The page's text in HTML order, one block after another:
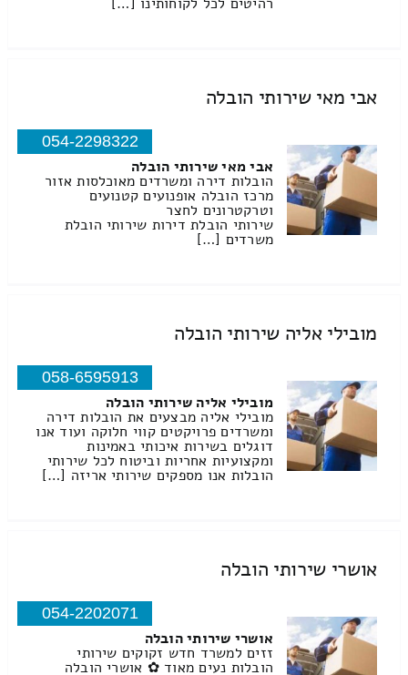
אבי מאי שירותי הובלה
054-2298322
אבי מאי שירותי הובלה
הובלות דירה ומשרדים מאוכלסות אזור
מרכז הובלה אופנועים קטנועים
וטרקטרונים לחצר
שירותי הובלת דירות שירותי הובלת
משרדים […]
מובילי אליה שירותי הובלה
058-6595913
מובילי אליה שירותי הובלה
מובילי אליה מבצעים את הובלות דירה
ומשרדים פרויקטים קווי חלוקה ועוד אנו
דוגלים בשירות איכותי באמינות
ומקצועיות אחריות וביטוח לכל שירותי
הובלות אנו מספקים שירותי אריזה […]
אושרי שירותי הובלה
054-2202071
אושרי שירותי הובלה
זזים למשרד חדש זקוקים שירותי
הובלות נעים מאוד ✿ אושרי הובלה